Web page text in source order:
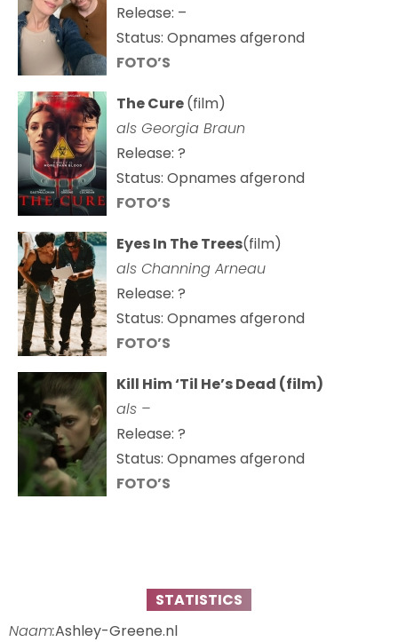
Release: –
Status: Opnames afgerond
FOTO’S
The Cure(film)
als Georgia Braun
Release: ?
Status: Opnames afgerond
FOTO’S
Eyes In The Trees(film)
als Channing Arneau
Release: ?
Status: Opnames afgerond
FOTO’S
Kill Him ‘Til He’s Dead (film)
als –
Release: ?
Status: Opnames afgerond
FOTO’S
STATISTICS
Naam:Ashley-Greene.nl